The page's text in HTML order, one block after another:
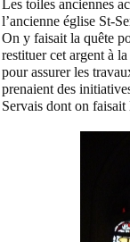
Les toiles anciennes
l’ancienne église St-
On y faisait la quête
restituer cet argent à
pour assurer les
prenaient des
Servais dont on